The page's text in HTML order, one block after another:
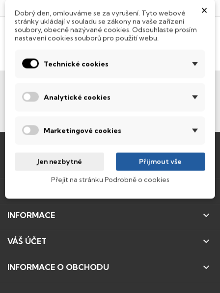
NEWSLETTER
IT SECOND HAND S.R.O
INFORMACE 
VÁŠ ÚČET 
INFORMACE O OBCHODU 
×
Dobrý den, omlouváme se za vyrušení. Tyto webové
stránky ukládají v souladu se zákony na vaše zařízení
soubory, obecně nazývané cookies. Odsouhlaste prosím
nastavení cookies souborů pro použití webu.
Technické cookies
Analytické cookies
Marketingové cookies
Jen nezbytné Přijmout vše
Přejít na stránku Podrobně o cookies